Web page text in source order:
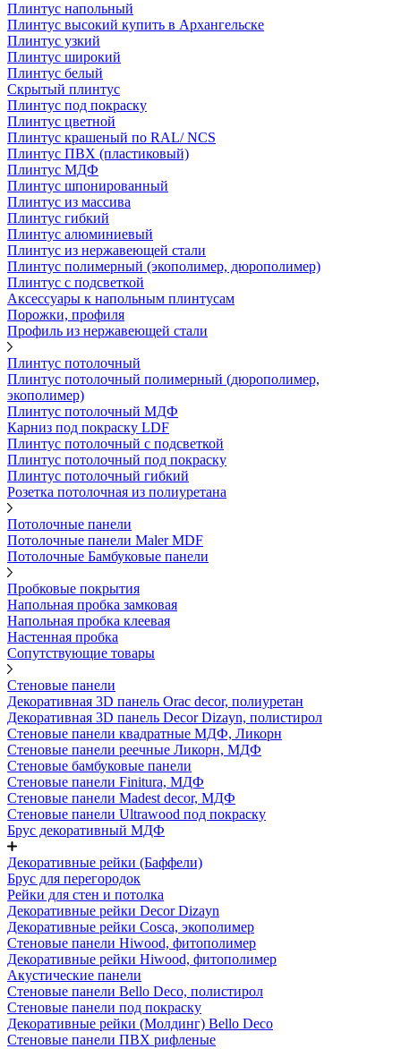
Плинтус напольный
Плинтус высокий купить в Архангельске
Плинтус узкий
Плинтус широкий
Плинтус белый
Скрытый плинтус
Плинтус под покраску
Плинтус цветной
Плинтус крашеный по RAL/ NCS
Плинтус ПВХ (пластиковый)
Плинтус МДФ
Плинтус шпонированный
Плинтус из массива
Плинтус гибкий
Плинтус алюминиевый
Плинтус из нержавеющей стали
Плинтус полимерный (экополимер, дюрополимер)
Плинтус с подсветкой
Аксессуары к напольным плинтусам
Порожки, профиля
Профиль из нержавеющей стали
Плинтус потолочный
Плинтус потолочный полимерный (дюрополимер,
экополимер)
Плинтус потолочный МДФ
Карниз под покраску LDF
Плинтус потолочный с подсветкой
Плинтус потолочный под покраску
Плинтус потолочный гибкий
Розетка потолочная из полиуретана
Потолочные панели
Потолочные панели Maler MDF
Потолочные Бамбуковые панели
Пробковые покрытия
Напольная пробка замковая
Напольная пробка клеевая
Настенная пробка
Сопутствующие товары
Стеновые панели
Декоративная 3D панель Orac decor, полиуретан
Декоративная 3D панель Decor Dizayn, полистирол
Стеновые панели квадратные МДФ, Ликорн
Стеновые панели реечные Ликорн, МДФ
Стеновые бамбуковые панели
Стеновые панели Finitura, МДФ
Стеновые панели Madest decor, МДФ
Стеновые панели Ultrawood под покраску
Брус декоративный МДФ
Декоративные рейки (Баффели)
Брус для перегородок
Рейки для стен и потолка
Декоративные рейки Decor Dizayn
Декоративные рейки Cosca, экополимер
Стеновые панели Hiwood, фитополимер
Декоративные рейки Hiwood, фитополимер
Акустические панели
Стеновые панели Bello Deco, полистирол
Стеновые панели под покраску
Декоративные рейки (Молдинг) Bello Deco
Стеновые панели ПВХ рифленые